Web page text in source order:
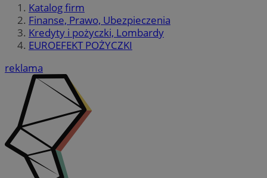
Katalog firm
Finanse, Prawo, Ubezpieczenia
Kredyty i pożyczki, Lombardy
EUROEFEKT POŻYCZKI
reklama